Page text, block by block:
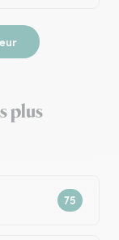
plus